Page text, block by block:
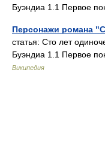
Буэндиа 1.1 Первое
Персонажи романа
статья: Сто лет
Буэндиа 1.1 Первое
Википедия